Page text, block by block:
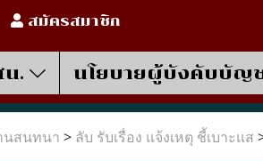
สมัครสมาชิก
น. นโยบายผู้บังคับบัญ
นสนทนา > ลับ รับเรื่อง แจ้งเหตุ ชี้เบาะแส